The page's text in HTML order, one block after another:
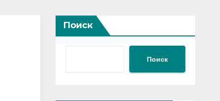
Поиск
Поиск